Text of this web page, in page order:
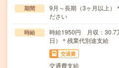
期間
9月～長期（3ヶ月以上）
ださい
時給
時給1950円 月収：30.7
日）＊残業代別途支給
交通費
交通費支給